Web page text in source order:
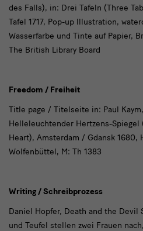
des Falls), in: Drei Tafeln (Three
Tafel 1717, Pop-up Illustration,
Wasserfarbe und Tinte auf Papier,
The British Library Board
Freedom / Freiheit
Title page / Titelseite in: Paul
Helleleuchtender Hertzens-
Heart), Amsterdam / Gdansk 1680,
Wolfenbüttel, M: Th 1383
Writing / Schreibprozess
Daniel Hopfer, Death and the Devil
und Teufel stellen zwei Frauen